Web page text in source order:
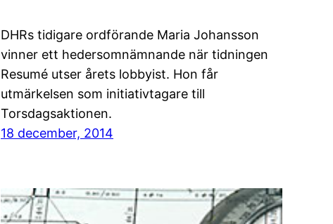
DHRs tidigare ordförande Maria Johansson
vinner ett hedersomnämnande när tidningen
Resumé utser årets lobbyist. Hon får
utmärkelsen som initiativtagare till
Torsdagsaktionen.
18 december, 2014